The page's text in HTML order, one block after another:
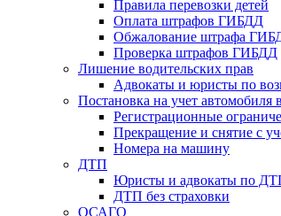
Правила перевозки детей
Оплата штрафов ГИБДД
Обжалование штрафа
Проверка штрафов ГИБДД
Лишение водительских прав
Адвокаты и юристы по
Постановка на учет
Регистрационные
Прекращение и снятие с
Номера на машину
ДТП
Юристы и адвокаты по
ДТП без страховки
ОСАГО